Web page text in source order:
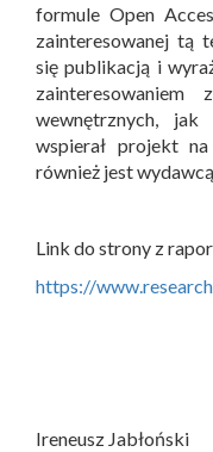
formule Open
zainteresowanej tą
się publikacją i
zainteresowaniem
wewnętrznych,
wspierał projekt
również jest
Link do strony z
https://
Ireneusz Jabłoński